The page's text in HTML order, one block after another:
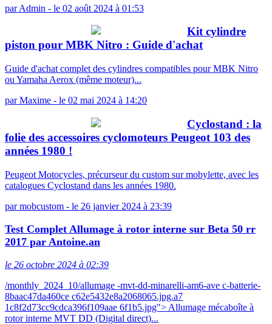
parAdmin - le 02 août 2024 à 01:53
Kit cylindre
piston pour MBK Nitro : Guide d'achat
Guide d'achat complet des cylindres compatibles pour MBK Nitro
ou Yamaha Aerox (même moteur)...
parMaxime - le 02 mai 2024 à 14:20
Cyclostand : la
folie des accessoires cyclomoteurs Peugeot 103 des
années 1980 !
Peugeot Motocycles, précurseur du custom sur mobylette, avec les
catalogues Cyclostand dans les années 1980.
parmobcustom - le 26 janvier 2024 à 23:39
Test Complet Allumage à rotor interne sur Beta 50 rr
2017 par Antoine.an
le 26 octobre 2024 à 02:39
/monthly_2024_10/allumage -mvt-dd-minarelli-am6-ave c-batterie-
8baac47da460ce c62e5432e8a2068065.jpg.a7
1c8f2d73cc9cdca396f109aae 6f1b5.jpg"> Allumage mécaboîte à
rotor interne MVT DD (Digital direct)...